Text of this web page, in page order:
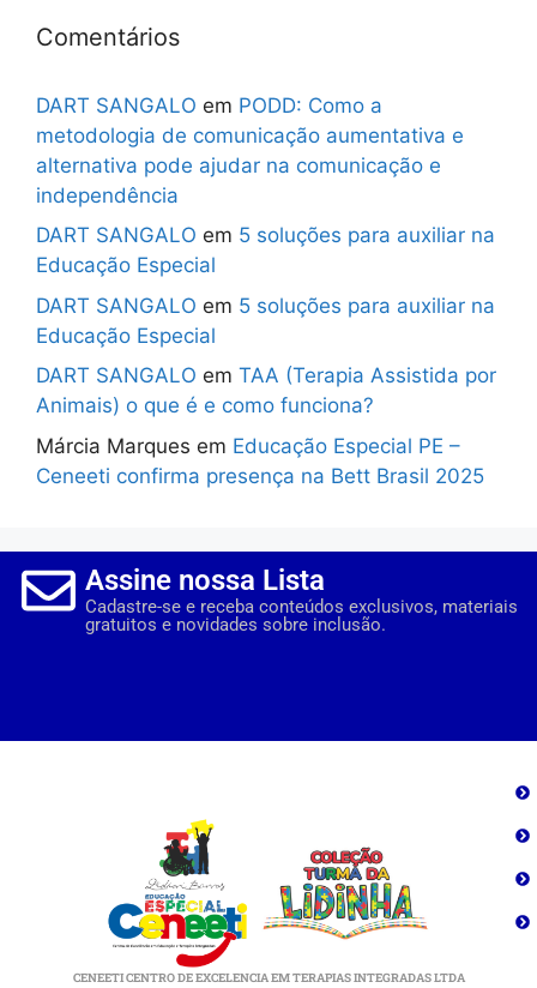
Comentários
DART SANGALO em PODD: Como a
metodologia de comunicação aumentativa e
alternativa pode ajudar na comunicação e
independência
DART SANGALO em 5 soluções para auxiliar na
Educação Especial
DART SANGALO em 5 soluções para auxiliar na
Educação Especial
DART SANGALO em TAA (Terapia Assistida por
Animais) o que é e como funciona?
Márcia Marques em Educação Especial PE –
Ceneeti confirma presença na Bett Brasil 2025
Assine nossa Lista
Cadastre-se e receba conteúdos exclusivos, materiais
gratuitos e novidades sobre inclusão.
CENEETI CENTRO DE EXCELENCIA EM TERAPIAS INTEGRADAS LTDA